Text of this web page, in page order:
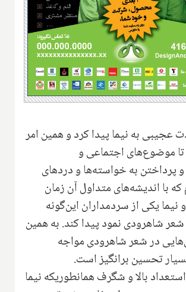
عجیبی به نیما پیدا کرد و همین امر
موضوع‌های اجتماعی و
پرداختن به خواسته‌ها ‌و دردهای
با اندیشه‌های متداول آن زمان
یکی از سردمداران این‌گونه
شعر شاهرودی نمود پیدا کند. به همین
‌در شعر شاهرودی مواجه
تحسین برانگیز است.
بالا و شگرف همانطوریکه نیما